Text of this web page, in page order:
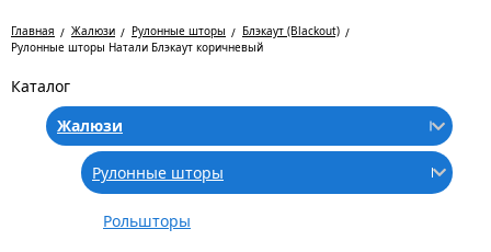
Главная Жалюзи Рулонные шторы
Блэкаут (Blackout)
Рулонные шторы Натали Блэкаут коричневый
Каталог
Жалюзи
Рулонные шторы
Рольшторы